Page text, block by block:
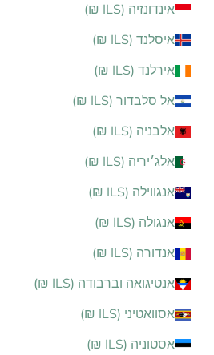
אינדונזיה (ILS ₪)
איסלנד (ILS ₪)
אירלנד (ILS ₪)
אל סלבדור (ILS ₪)
אלבניה (ILS ₪)
אלג׳יריה (ILS ₪)
אנגווילה (ILS ₪)
אנגולה (ILS ₪)
אנדורה (ILS ₪)
אנטיגואה וברבודה (ILS ₪)
אסוואטיני (ILS ₪)
אסטוניה (ILS ₪)